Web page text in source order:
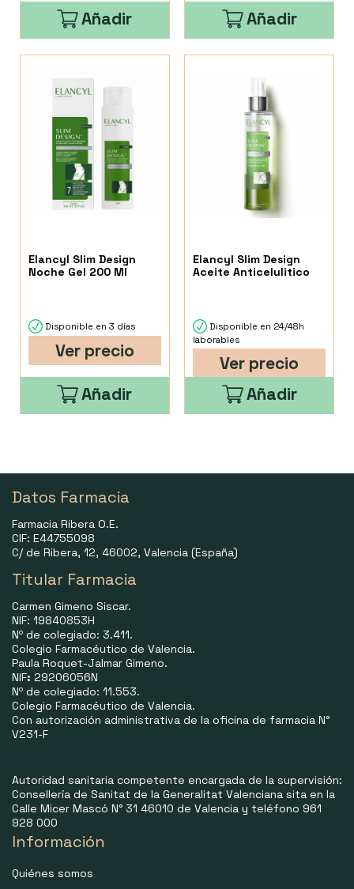
Añadir Añadir
Elancyl Slim Design
Noche Gel 200 Ml
Disponible en 3 días
Ver precio
Añadir
Elancyl Slim Design
Aceite Anticelulitico
Disponible en 24/48h
laborables
Ver precio
Añadir
Datos Farmacia
Farmacia Ribera O.E.
CIF: E44755098
C/ de Ribera, 12, 46002, Valencia (España)
Titular Farmacia
Carmen Gimeno Siscar.
NIF: 19840853H
Nº de colegiado: 3.411.
Colegio Farmacéutico de Valencia.
Paula Roquet-Jalmar Gimeno.
NIF: 29206056N
Nº de colegiado: 11.553.
Colegio Farmacéutico de Valencia.
Con autorización administrativa de la oficina de farmacia N°
V231-F
Autoridad sanitaria competente encargada de la supervisión:
Consellería de Sanitat de la Generalitat Valenciana sita en la
Calle Micer Mascó N° 31 46010 de Valencia y teléfono 961
928 000
Información
Quiénes somos